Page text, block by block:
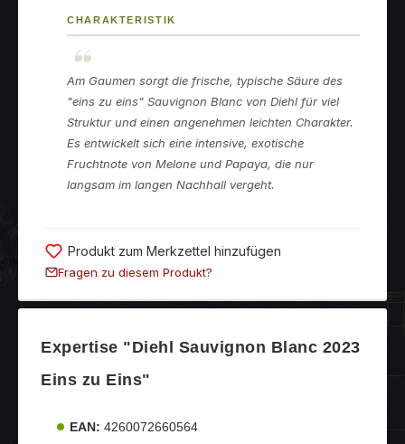
CHARAKTERISTIK
Am Gaumen sorgt die frische, typische Säure des
"eins zu eins" Sauvignon Blanc von Diehl für viel
Struktur und einen angenehmen leichten Charakter.
Es entwickelt sich eine intensive, exotische
Fruchtnote von Melone und Papaya, die nur
langsam im langen Nachhall vergeht.
Produkt zum Merkzettel hinzufügen
Fragen zu diesem Produkt?
Expertise "Diehl Sauvignon Blanc 2023
Eins zu Eins"
EAN: 4260072660564